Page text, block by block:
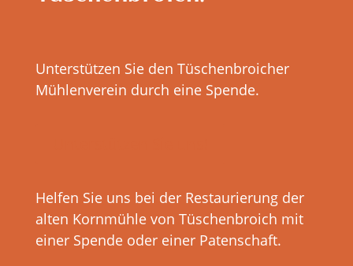
Unterstützen Sie den Tüschenbroicher
Mühlenverein durch eine Spende.
Helfen Sie uns bei der Restaurierung der
alten Kornmühle von Tüschenbroich mit
einer Spende oder einer Patenschaft.